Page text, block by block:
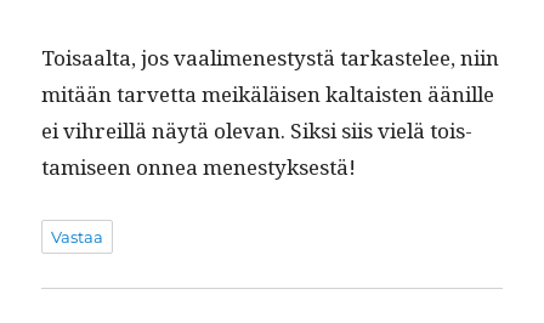
Toisaal­ta, jos vaal­imen­estys­tä tarkastelee, niin
mitään tarvet­ta meikäläisen kaltais­ten äänille
ei vihreil­lä näytä ole­van. Sik­si siis vielä tois­
tamiseen onnea menestyksestä!
Vastaa